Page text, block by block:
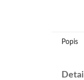
Popis